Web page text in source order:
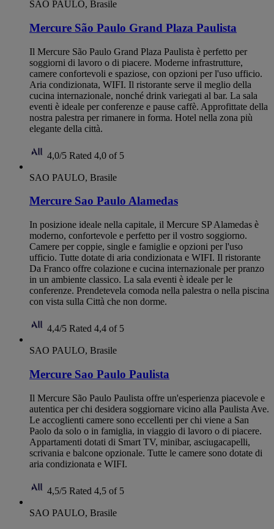
SAO PAULO, Brasile
Mercure São Paulo Grand Plaza Paulista
Il Mercure São Paulo Grand Plaza Paulista è perfetto per
soggiorni di lavoro o di piacere. Moderne infrastrutture,
camere confortevoli e spaziose, con opzioni per l'uso ufficio.
Aria condizionata, WIFI. Il ristorante serve il meglio della
cucina internazionale, nonché drink variegati al bar. La sala
eventi è ideale per conferenze e pause caffè. Approfittate della
nostra palestra per rimanere in forma. Hotel nella zona più
elegante della città.
4,0/5 Rated 4,0 of 5
SAO PAULO, Brasile
Mercure Sao Paulo Alamedas
In posizione ideale nella capitale, il Mercure SP Alamedas è
moderno, confortevole e perfetto per il vostro soggiorno.
Camere per coppie, single e famiglie e opzioni per l'uso
ufficio. Tutte dotate di aria condizionata e WIFI. Il ristorante
Da Franco offre colazione e cucina internazionale per pranzo
in un ambiente classico. La sala eventi è ideale per le
conferenze. Prendetevela comoda nella palestra o nella piscina
con vista sulla Città che non dorme.
4,4/5 Rated 4,4 of 5
SAO PAULO, Brasile
Mercure Sao Paulo Paulista
Il Mercure São Paulo Paulista offre un'esperienza piacevole e
autentica per chi desidera soggiornare vicino alla Paulista Ave.
Le accoglienti camere sono eccellenti per chi viene a San
Paolo da solo o in famiglia, in viaggio di lavoro o di piacere.
Appartamenti dotati di Smart TV, minibar, asciugacapelli,
scrivania e balcone opzionale. Tutte le camere sono dotate di
aria condizionata e WIFI.
4,5/5 Rated 4,5 of 5
SAO PAULO, Brasile